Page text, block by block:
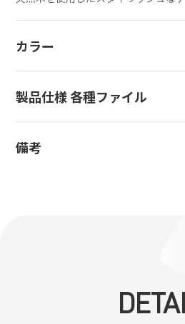
カラー
製品仕様 各種ファイル
備考